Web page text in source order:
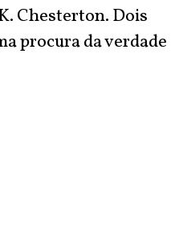
Chesterton. Dois
procura da verdade